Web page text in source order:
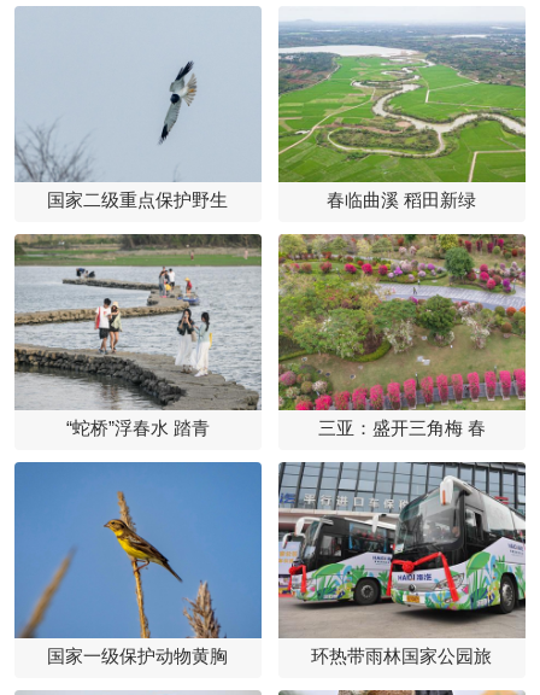
国家二级重点保护野生 春临曲溪 稻田新绿
“蛇桥”浮春水 踏青 三亚：盛开三角梅 春
国家一级保护动物黄胸 环热带雨林国家公园旅